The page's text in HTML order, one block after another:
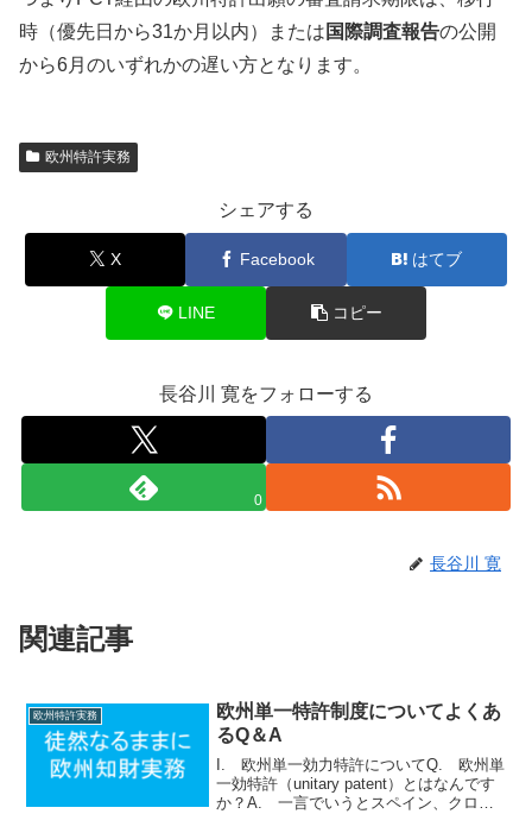
時（優先日から31か月以内）または 国際調査報告の公開
から6月のいずれかの遅い方となります。
欧州特許実務
シェアする
X Facebook はてブ
LINE コピー
長谷川 寛をフォローする
0
長谷川 寛
関連記事
欧州特許実務
欧州単一特許制度についてよくあ
るQ＆A
I. 欧州単一効力特許についてQ. 欧州単
一効特許（unitary patent）とはなんです
か？A. 一言でいうとスペイン、クロア